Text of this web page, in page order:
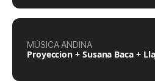
MÚSICA ANDINA
Proyeccion + Susana Baca +